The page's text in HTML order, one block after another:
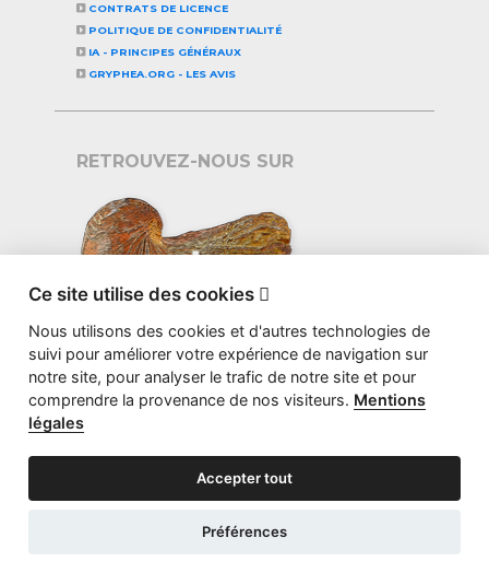
CONTRATS DE LICENCE
POLITIQUE DE CONFIDENTIALITÉ
IA - PRINCIPES GÉNÉRAUX
GRYPHEA.ORG - LES AVIS
RETROUVEZ-NOUS SUR
©2026 GRYPHEA.ORG - CONCEPTIONSTUDIO BS
Ce site utilise des cookies 
Nous utilisons des cookies et d'autres technologies de
suivi pour améliorer votre expérience de navigation sur
notre site, pour analyser le trafic de notre site et pour
comprendre la provenance de nos visiteurs. Mentions
légales
Accepter tout
Préférences